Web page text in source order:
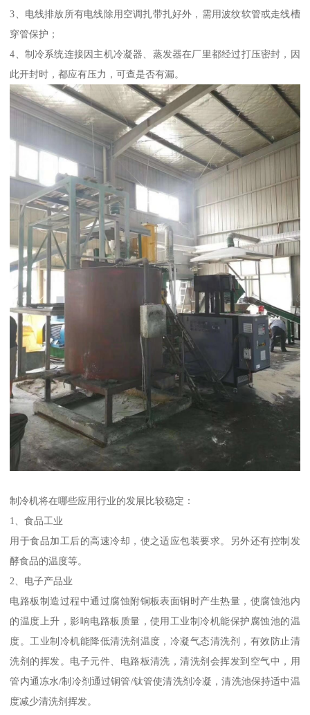
3、电线排放所有电线除用空调扎带扎好外，需用波纹软管或走线槽
穿管保护；
4、制冷系统连接因主机冷凝器、蒸发器在厂里都经过打压密封，因
此开封时，都应有压力，可查是否有漏。
制冷机将在哪些应用行业的发展比较稳定：
1、食品工业
用于食品加工后的高速冷却，使之适应包装要求。另外还有控制发
酵食品的温度等。
2、电子产品业
电路板制造过程中通过腐蚀附铜板表面铜时产生热量，使腐蚀池内
的温度上升，影响电路板质量，使用工业制冷机能保护腐蚀池的温
度。工业制冷机能降低清洗剂温度，冷凝气态清洗剂，有效防止清
洗剂的挥发。电子元件、电路板清洗，清洗剂会挥发到空气中，用
管内通冻水/制冷剂通过铜管/钛管使清洗剂冷凝，清洗池保持适中温
度减少清洗剂挥发。